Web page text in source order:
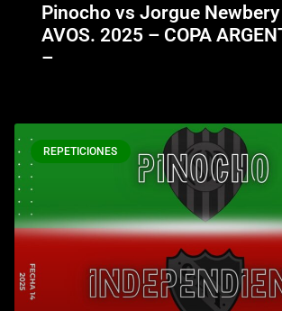
Pinocho vs Jorgue
AVOS. 2025 – COPA
–
REPETICIONES